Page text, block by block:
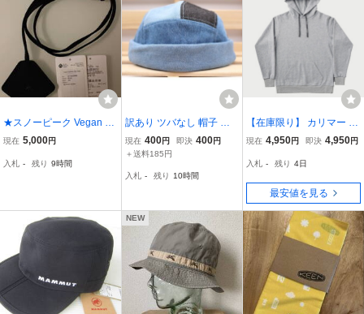
★スノーピーク Vegan Le
ather Key Case Black ブ
ケース キーホルダー 送料
現在 5,000円
入札 - 残り 9時間
訳あり ツバなし 帽子 ロ
ールキャップ パッチワー
ク 綿 キャップ フィッシ
トレンド BC9-2
現在 400円 即決 400円
＋送料185円
入札 - 残り 10時間
【在庫限り】 カリマー T/
C スウエット フーディ(ユ
101375-1180 【在庫限
り】 T/C sweat hoodie K
ARRIMOR 未使用
現在 4,950円 即決 4,950円
入札 - 残り 4日
最安値を見る
NEW